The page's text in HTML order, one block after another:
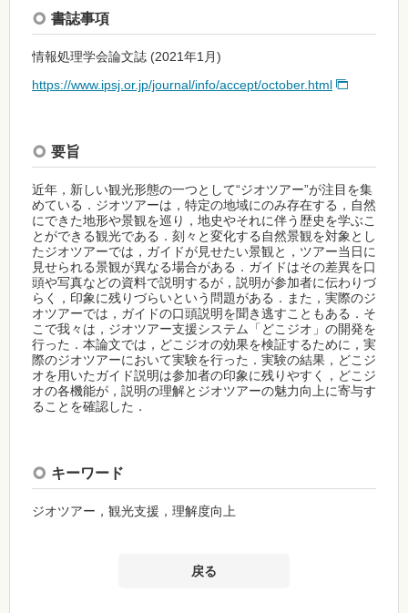
書誌事項
情報処理学会論文誌 (2021年1月)
https://www.ipsj.or.jp/journal/info/accept/october.html
要旨
近年，新しい観光形態の一つとして“ジオツアー”が注目を集
めている．ジオツアーは，特定の地域にのみ存在する，自然
にできた地形や景観を巡り，地史やそれに伴う歴史を学ぶこ
とができる観光である．刻々と変化する自然景観を対象とし
たジオツアーでは，ガイドが見せたい景観と，ツアー当日に
見せられる景観が異なる場合がある．ガイドはその差異を口
頭や写真などの資料で説明するが，説明が参加者に伝わりづ
らく，印象に残りづらいという問題がある．また，実際のジ
オツアーでは，ガイドの口頭説明を聞き逃すこともある．そ
こで我々は，ジオツアー支援システム「どこジオ」の開発を
行った．本論文では，どこジオの効果を検証するために，実
際のジオツアーにおいて実験を行った．実験の結果，どこジ
オを用いたガイド説明は参加者の印象に残りやすく，どこジ
オの各機能が，説明の理解とジオツアーの魅力向上に寄与す
ることを確認した．
キーワード
ジオツアー，観光支援，理解度向上
戻る